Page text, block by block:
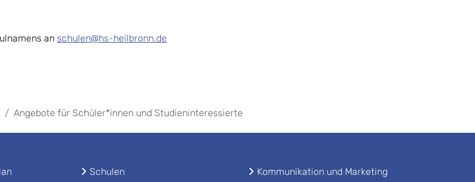
an schulen@hs-heilbronn.de
Angebote für Schüler*innen und Studieninteressierte
Schulen
Kommunikation und Marketing